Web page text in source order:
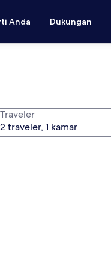
Anda Dukungan
Traveler